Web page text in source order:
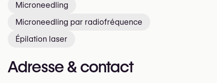
Microneedling
Microneedling par radiofréquence
Épilation laser
Adresse & contact